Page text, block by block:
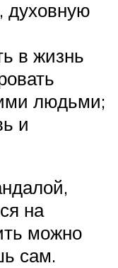
духовную
в жизнь
людьми;
и
на
можно
сам.